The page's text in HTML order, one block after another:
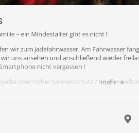
mehr
– ein Mindestalter gibt es nicht !
wir zum Jadefahrwasser. Am Fahrwasser
uns ansehen und anschließend wieder
nicht vergessen !
oder hoher Sonnenschutz /
mit kurzer Hose und Beachies.
von Muscheln nicht empfohlen.